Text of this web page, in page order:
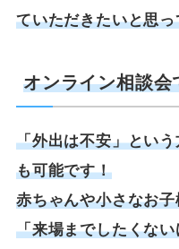
ていただきたいと思
オンライン相談会
「外出は不安」とい
も可能です！
赤ちゃんや小さなお
「来場までしたくな